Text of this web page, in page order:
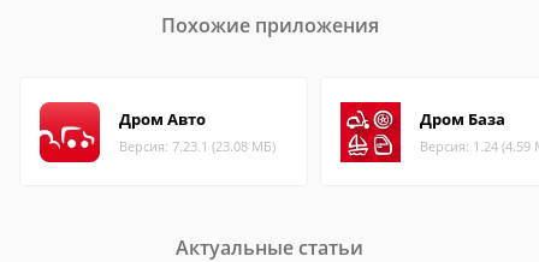
Похожие приложения
Дром Авто
Версия: 7.23.1 (23.08 МБ)
Дром База
Версия: 1.24 (4.59
Актуальные статьи